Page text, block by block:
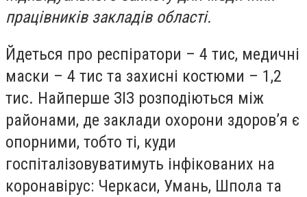
працівників закладів області.
Йдеться про респіратори – 4 тис, медичні
маски – 4 тис та захисні костюми – 1,2
тис. Найперше ЗІЗ розподіються між
районами, де заклади охорони здоров’я є
опорними, тобто ті, куди
госпіталізовуватимуть інфікованих на
коронавірус: Черкаси, Умань, Шпола та